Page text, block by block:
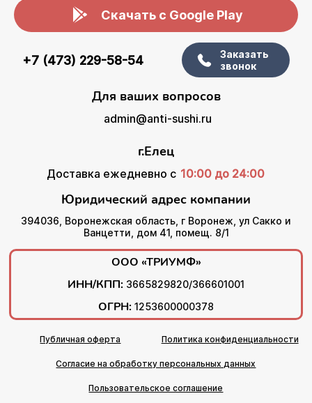
Скачать с Google Play
+7 (473) 229-58-54
Заказать
звонок
Для ваших вопросов
admin@anti-sushi.ru
г.Елец
Доставка ежедневно с 10:00 до 24:00
Юридический адрес компании
394036, Воронежская область, г Воронеж, ул Сакко и
Ванцетти, дом 41, помещ. 8/1
ООО «ТРИУМФ»
ИНН/КПП: 3665829820/366601001
ОГРН: 1253600000378
Публичная оферта Политика конфиденциальности
Согласие на обработку персональных данных
Пользовательское соглашение